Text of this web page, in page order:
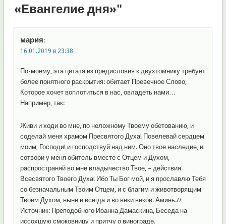
«Евангелие дня»"
мария:
16.01.2019 в 23:38
По-моему, эта цитата из предисловия к двухтомнику требует
более понятного раскрытия: обитает Превечное Слово,
Которое хочет воплотиться в нас, овладеть нами…
Например, так:
Живи и ходи во мне, по неложному Твоему обетованию, и
соделай меня храмом Пресвятого Духа! Повелевай сердцем
моим, Господи! и господствуй над ним. Оно твое наследие, и
сотвори у меня обитель вместе с Отцем и Духом,
распространяй во мне владычество Твое, – действия
Всесвятого Твоего Духа! Ибо Ты Бог мой, и я прославлю Тебя
со безначальным Твоим Отцем, и с благим и животворящим
Твоим Духом, ныне и всегда и во веки веков. Аминь.//
Источник: Преподобного Иоанна Дамаскина, Беседа на
иссохшую смоковницу и притчу о винограде.